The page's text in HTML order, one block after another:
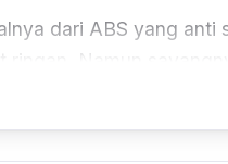
dari ABS yang anti
ringan. Namun
qualityyang kurang
ketika